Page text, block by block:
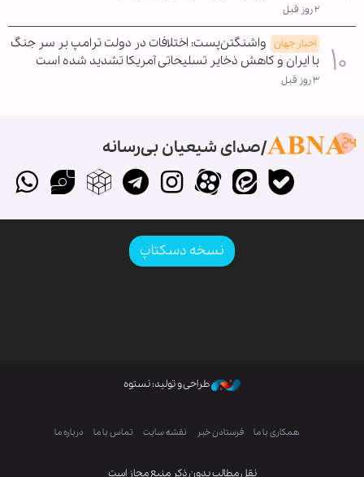
۲ روز قبل
اخبار جهان واشنگتن‌پست: اختلافات در دولت ترامپ بر سر جنگ
با ایران و کاهش ذخایر تسلیحاتی آمریکا تشدید شده است
۳ روز قبل
صدای شیعیان بی‌رسانه
نسخه دسکتاپ
نقل مطالب بدون ذکر منبع مجاز است
طراحی و تولید: نستوه
همکاری با ما فرستادن خبر نقشه سایت تماس با ما درباره ما